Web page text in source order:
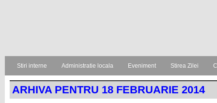
Stiri interne Administratie locala Eveniment Stirea Zilei
ARHIVA PENTRU 18 FEBRUARIE 2014